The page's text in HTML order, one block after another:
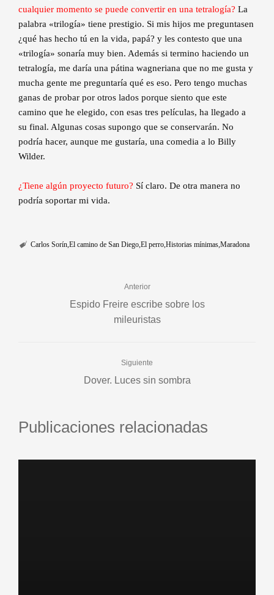
cualquier momento se puede convertir en una tetralogía? La
palabra «trilogía» tiene prestigio. Si mis hijos me preguntasen
¿qué has hecho tú en la vida, papá? y les contesto que una
«trilogía» sonaría muy bien. Además si termino haciendo un
tetralogía, me daría una pátina wagneriana que no me gusta y
mucha gente me preguntaría qué es eso. Pero tengo muchas
ganas de probar por otros lados porque siento que este
camino que he elegido, con esas tres películas, ha llegado a
su final. Algunas cosas supongo que se conservarán. No
podría hacer, aunque me gustaría, una comedia a lo Billy
Wilder.
¿Tiene algún proyecto futuro? Sí claro. De otra manera no
podría soportar mi vida.
Carlos Sorín El camino de San Diego El perro Historias mínimas Maradona
Anterior
Espido Freire escribe sobre los
mileuristas
Siguiente
Dover. Luces sin sombra
Publicaciones relacionadas